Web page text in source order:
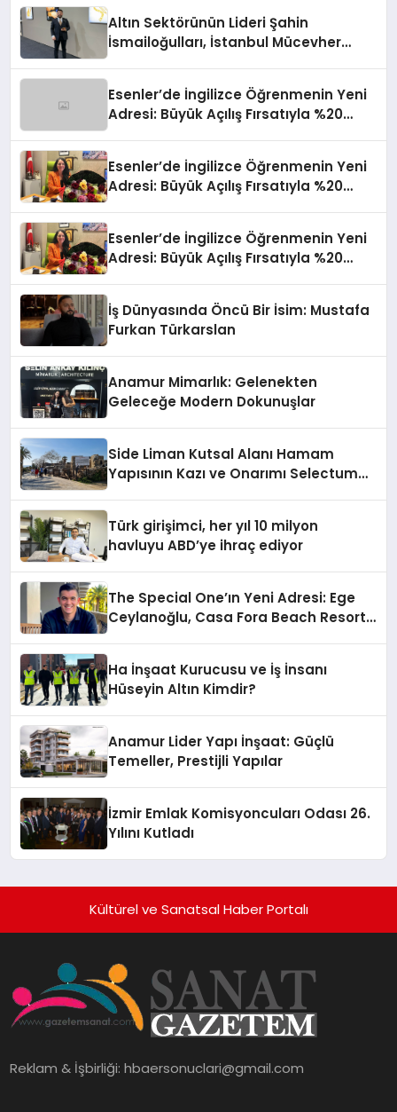
Altın Sektörünün Lideri Şahin
İsmailoğulları, İstanbul Mücevher
Esenler’de İngilizce Öğrenmenin Yeni
Adresi: Büyük Açılış Fırsatıyla %20
Esenler’de İngilizce Öğrenmenin Yeni
Adresi: Büyük Açılış Fırsatıyla %20
Esenler’de İngilizce Öğrenmenin Yeni
Adresi: Büyük Açılış Fırsatıyla %20
İş Dünyasında Öncü Bir İsim: Mustafa
Furkan Türkarslan
Anamur Mimarlık: Gelenekten
Geleceğe Modern Dokunuşlar
Side Liman Kutsal Alanı Hamam
Yapısının Kazı ve Onarımı Selectum
Türk girişimci, her yıl 10 milyon
havluyu ABD’ye ihraç ediyor
The Special One’ın Yeni Adresi: Ege
Ceylanoğlu, Casa Fora Beach Resort
Ha İnşaat Kurucusu ve İş İnsanı
Hüseyin Altın Kimdir?
Anamur Lider Yapı İnşaat: Güçlü
Temeller, Prestijli Yapılar
İzmir Emlak Komisyoncuları Odası 26.
Yılını Kutladı
Kültürel ve Sanatsal Haber Portalı
Reklam & İşbirliği:hbaersonuclari@gmail.com